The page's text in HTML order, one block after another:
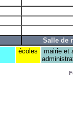
Salle de
écoles
mairie et